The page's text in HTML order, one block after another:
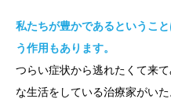
私たちが豊かであるというこ
う作用もあります。
つらい症状から逃れたくて来
な生活をしている治療家がい